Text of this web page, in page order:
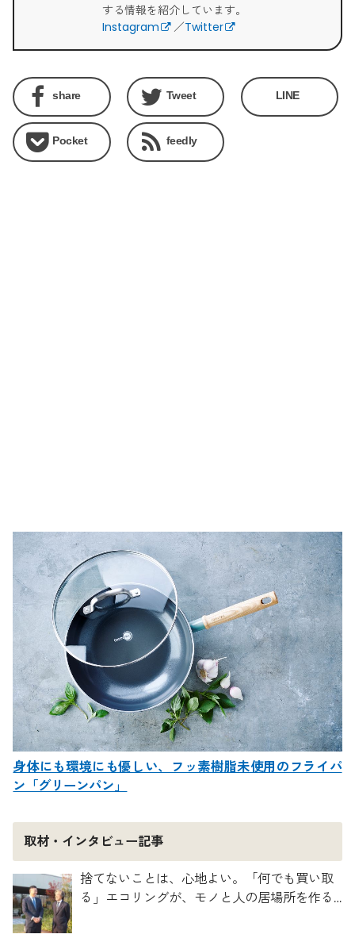
する情報を紹介しています。
Instagram
／Twitter
share Tweet LINE
Pocket feedly
身体にも環境にも優しい、フッ素樹脂未使用のフライパ
ン「グリーンパン」
取材・インタビュー記事
捨てないことは、心地よい。「何でも買い取
る」エコリングが、モノと人の居場所を作る